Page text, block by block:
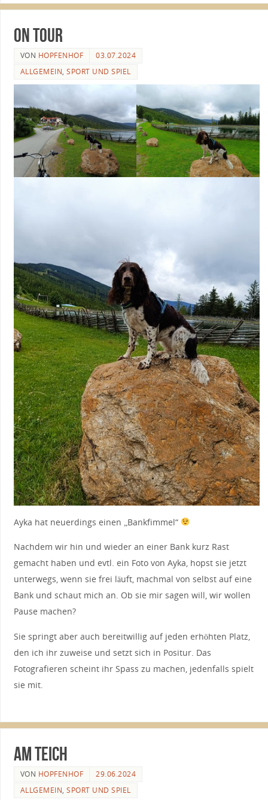
on Tour
VON HOPFENHOF
03.07.2024
ALLGEMEIN,SPORT UND SPIEL
Ayka hat neuerdings einen „Bankfimmel“
Nachdem wir hin und wieder an einer Bank kurz Rast
gemacht haben und evtl. ein Foto von Ayka, hopst sie jetzt
unterwegs, wenn sie frei läuft, machmal von selbst auf eine
Bank und schaut mich an. Ob sie mir sagen will, wir wollen
Pause machen?
Sie springt aber auch bereitwillig auf jeden erhöhten Platz,
den ich ihr zuweise und setzt sich in Positur. Das
Fotografieren scheint ihr Spass zu machen, jedenfalls spielt
sie mit.
am Teich
VON HOPFENHOF
29.06.2024
ALLGEMEIN,SPORT UND SPIEL